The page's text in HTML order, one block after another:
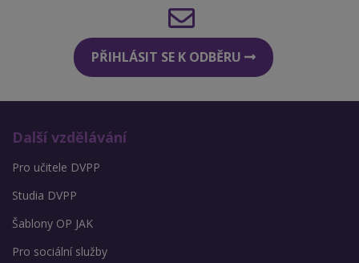
PŘIHLÁSIT SE K ODBĚRU
Další vzdělávání
Pro učitele DVPP
Studia DVPP
Šablony OP JAK
Pro sociální služby